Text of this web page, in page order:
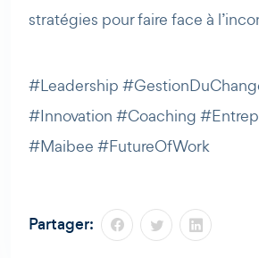
stratégies pour faire face à
#Leadership
#Innovation #Coaching
#Maibee #FutureOfWork
Partager: